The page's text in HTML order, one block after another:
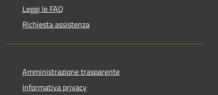
Leggi le FAQ
Richiesta assistenza
Amministrazione trasparente
Informativa privacy